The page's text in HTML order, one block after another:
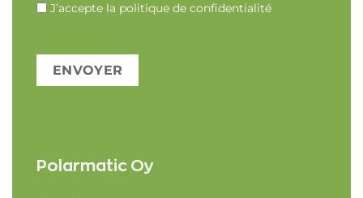
J’accepte la politique de confidentialité
ENVOYER
Polarmatic Oy